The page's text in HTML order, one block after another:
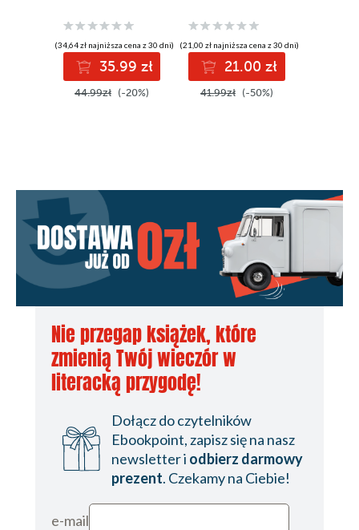
(34,64 zł najniższa cena z 30 dni)
35.99 zł
44.99zł (-20%)
(21,00 zł najniższa cena z 30 dni)
21.00 zł
41.99zł (-50%)
Nie przegap książek, które
zmienią Twój wieczór w
literacką przygodę!
Dołącz do czytelników
Ebookpoint, zapisz się na nasz
newsletter i odbierz darmowy
prezent. Czekamy na Ciebie!
e-mail